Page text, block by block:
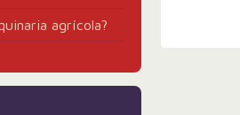
agrícola?